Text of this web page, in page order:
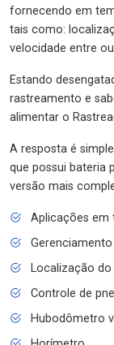
fornecendo em
tais como:
velocidade entre
Estando
rastreamento e
alimentar o
A resposta é
que possui bateria
versão mais
Aplicações em
Localização
Controle de
Hubodômetro